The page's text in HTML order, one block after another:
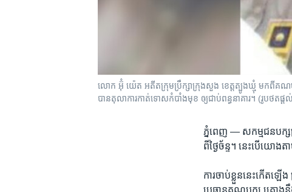
លោក អ៊ុំ យ៉េត អតីត​ក្រុមប្រឹក្សា​ក្រុង​សួង ខេត្ត​ត្បូងឃ្មុំ មក​ពី​គណប
បាន​តុលាការ​កាត់ទោស​កំបាំង​មុខ ឲ្យ​ជាប់​ពន្ធនាគារ។ (រូបថត​ផ្ត
ភ្នំពេញ — សកម្មជន​បក្ស​
ពី​ថ្ងៃ​ច័ន្ទ។ នេះ​បើ​យោង​
ការ​ចាប់​ខ្លួន​នេះ​កើត​